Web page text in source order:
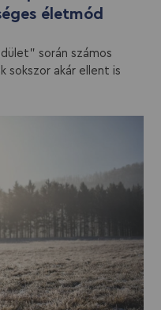
életmód
során számos
sokszor akár ellent is